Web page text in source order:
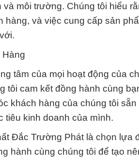
và môi trường. Chúng tôi hiểu
hàng, và việc cung cấp sản
Hàng
tâm của mọi hoạt động của
tôi cam kết đồng hành cùng
khách hàng của chúng tôi
tiêu kinh doanh của mình.
Đắc Trường Phát là chọn lựa
hành cùng chúng tôi để tạo